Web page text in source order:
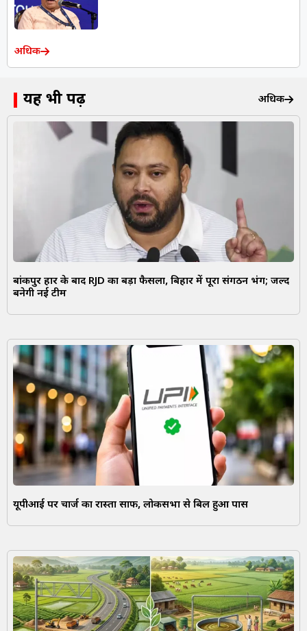
अधिक
यह भी पढ़ें अधिक
बांकीपुर हार के बाद RJD का बड़ा फैसला, बिहार में पूरा संगठन भंग; जल्द
बनेगी नई टीम
यूपीआई पर चार्ज का रास्ता साफ, लोकसभा से बिल हुआ पास